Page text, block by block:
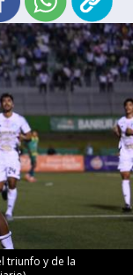
triunfo y de la